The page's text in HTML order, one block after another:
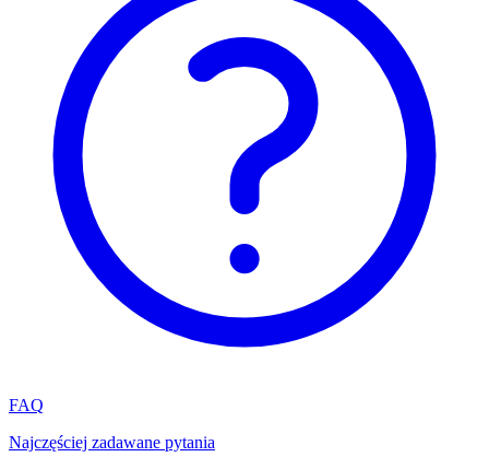
FAQ
Najczęściej zadawane pytania